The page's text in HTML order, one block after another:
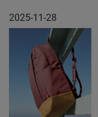
2025-11-28